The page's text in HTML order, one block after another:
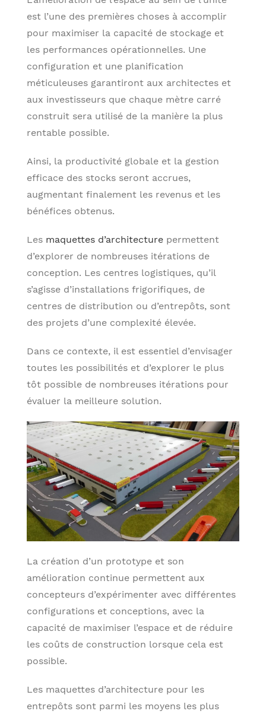
est l’une des premières choses à accomplir
pour maximiser la capacité de stockage et
les performances opérationnelles. Une
configuration et une planification
méticuleuses garantiront aux architectes et
aux investisseurs que chaque mètre carré
construit sera utilisé de la manière la plus
rentable possible.
Ainsi, la productivité globale et la gestion
efficace des stocks seront accrues,
augmentant finalement les revenus et les
bénéfices obtenus.
Les maquettes d’architecture permettent
d’explorer de nombreuses itérations de
conception. Les centres logistiques, qu’il
s’agisse d’installations frigorifiques, de
centres de distribution ou d’entrepôts, sont
des projets d’une complexité élevée.
Dans ce contexte, il est essentiel d’envisager
toutes les possibilités et d’explorer le plus
tôt possible de nombreuses itérations pour
évaluer la meilleure solution.
La création d’un prototype et son
amélioration continue permettent aux
concepteurs d’expérimenter avec différentes
configurations et conceptions, avec la
capacité de maximiser l’espace et de réduire
les coûts de construction lorsque cela est
possible.
Les maquettes d’architecture pour les
entrepôts sont parmi les moyens les plus